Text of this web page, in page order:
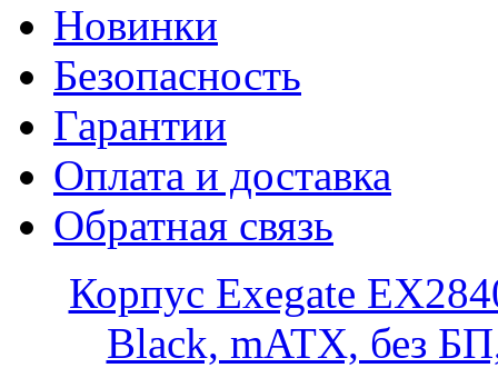
Новинки
Безопасность
Гарантии
Оплата и доставка
Обратная связь
Корпус Exegate
Black, mATX, без